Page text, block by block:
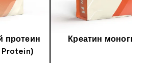
протеин
Креатин